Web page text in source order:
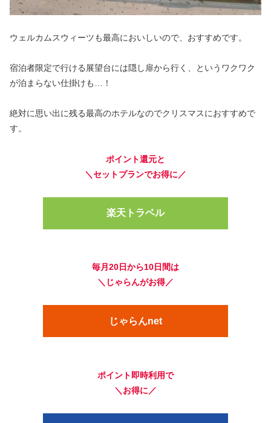
ウェルカムスウィーツも最高においしいので、おすすめです。
宿泊者限定で行ける展望台には隠し扉から行く、というワクワク
が泊まらない仕掛けも…！
絶対に思い出に残る最高のホテルなのでクリスマスにおすすめで
す。
ポイント還元と
＼セットプランでお得に／
楽天トラベル
毎月20日から10日間は
＼じゃらんがお得／
じゃらんnet
ポイント即時利用で
＼お得に／